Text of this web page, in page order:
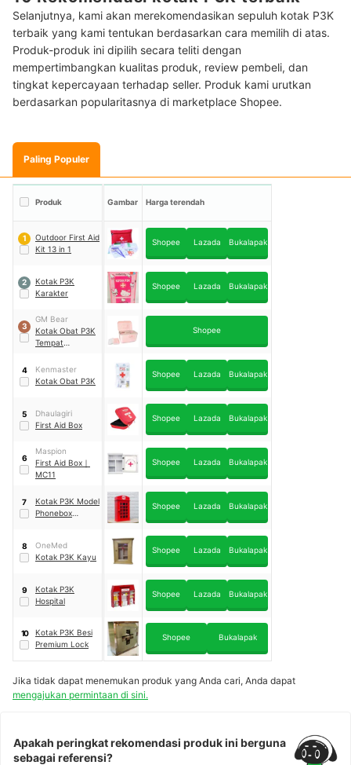
Selanjutnya, kami akan merekomendasikan sepuluh kotak P3K
terbaik yang kami tentukan berdasarkan cara memilih di atas.
Produk-produk ini dipilih secara teliti dengan
mempertimbangkan kualitas produk, review pembeli, dan
tingkat kepercayaan terhadap seller. Produk kami urutkan
berdasarkan popularitasnya di marketplace Shopee.
Paling Populer
Produk Gambar Harga terendah
1
Outdoor First Aid
Kit 13 in 1
Shopee Lazada Bukalapak
2
Kotak P3K
Karakter
Shopee Lazada Bukalapak
3
GM Bear
Kotak Obat P3K
Tempat
Serbaguna｜
1314
Shopee
4
Kenmaster
Kotak Obat P3K
Shopee Lazada Bukalapak
5
Dhaulagiri
First Aid Box
Shopee Lazada Bukalapak
6
Maspion
First Aid Box ｜
MC11
Shopee Lazada Bukalapak
7
Kotak P3K Model
Phonebox
Shopee Lazada Bukalapak
8
OneMed
Kotak P3K Kayu
Shopee Lazada Bukalapak
9
Kotak P3K
Hospital
Shopee Lazada Bukalapak
10
Kotak P3K Besi
Premium Lock
Shopee Bukalapak
Jika tidak dapat menemukan produk yang Anda cari, Anda dapat
mengajukan permintaan di sini.
Apakah peringkat rekomendasi produk ini berguna
sebagai referensi?